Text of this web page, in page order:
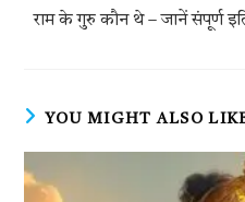
राम के गुरु कौन थे – जानें संपूर्ण
YOU MIGHT ALSO